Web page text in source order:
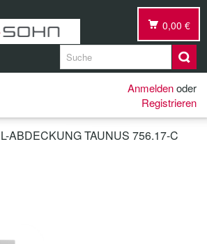
0,00 €
Anmeldenoder
Registrieren
ABDECKUNG TAUNUS 756.17-C